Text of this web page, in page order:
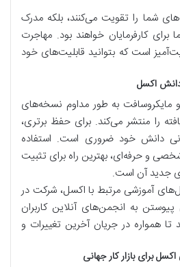
شما را تقویت می‌کنند، بلکه مدرک
برای کارفرمایان خواهند بود. مهاجرت
است که بتوانید قابلیت‌های خود
اکسل
مایکروسافت به طور مداوم نسخه‌های
را منتشر می‌کند. برای حفظ برتری،
دانش خود ضروری است. استفاده
و حرفه‌ای، بهترین راه برای تثبیت
جدید آن است.
آموزشی مرتبط با اکسل، شرکت در
به انجمن‌های آنلاین کاربران
همواره در جریان آخرین تغییرات و
برای بازار کار جهانی